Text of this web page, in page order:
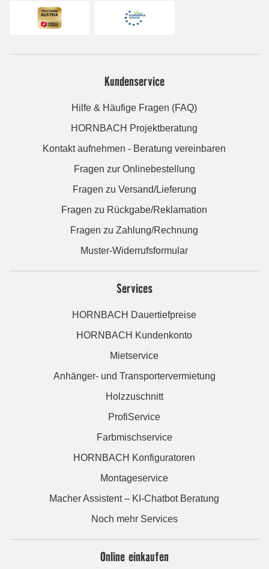
Kundenservice
Hilfe & Häufige Fragen (FAQ)
HORNBACH Projektberatung
Kontakt aufnehmen - Beratung vereinbaren
Fragen zur Onlinebestellung
Fragen zu Versand/Lieferung
Fragen zu Rückgabe/Reklamation
Fragen zu Zahlung/Rechnung
Muster-Widerrufsformular
Services
HORNBACH Dauertiefpreise
HORNBACH Kundenkonto
Mietservice
Anhänger- und Transportervermietung
Holzzuschnitt
ProfiService
Farbmischservice
HORNBACH Konfiguratoren
Montageservice
Macher Assistent – KI-Chatbot Beratung
Noch mehr Services
Online einkaufen